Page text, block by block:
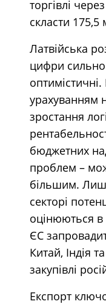
торгівлі
скласти 175,5
Латвійська
цифри
урахуванням
зростання
бюджетних
проблем –
більшим.
секторі
оцінюються в
ЄС
Китай, Індія
закупівлі
Експорт